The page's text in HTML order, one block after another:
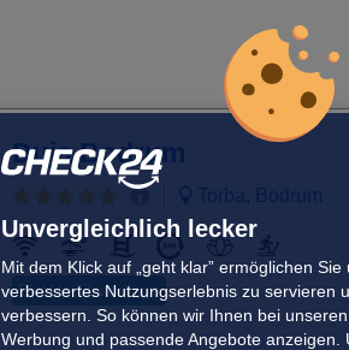
Unvergleichlich lecker
Mit dem Klick auf „geht klar” ermöglichen
verbessertes Nutzungserlebnis zu servieren
verbessern. So können wir Ihnen bei
Werbung und passende Angebote anzeigen.
Duja Bodrum
Torba, Bodrum
Direkte Strandlage